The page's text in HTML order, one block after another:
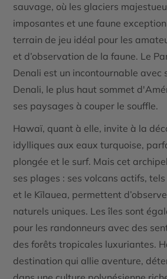
sauvage, où les glaciers
imposantes et une faune
terrain de jeu idéal pour les
et d’observation de la faune. Le
Denali est un incontournable avec
Denali, le plus haut sommet
ses paysages à couper le souffle.
Hawaï, quant à elle, invite à la
idylliques aux eaux turquoise,
plongée et le surf. Mais cet
ses plages : ses volcans actifs, tels
et le Kīlauea, permettent
naturels uniques. Les îles sont
pour les randonneurs avec des
des forêts tropicales luxuriantes.
destination qui allie aventure,